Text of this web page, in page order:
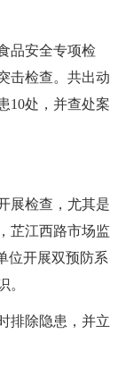
品安全专项检
击检查。共出动
10处，并查处案
展检查，尤其是
芷江西路市场监
位开展双预防系
。
排除隐患，并立